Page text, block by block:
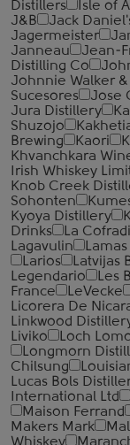
Distillers
Isle of
J&B
Jack
Jagermeister
Janneau
Jean-
Distilling Co
Johnnie Walker &
Sucesores
Jose
Jura Distillery
Shuzojo
Brewing
Kaori
Khvanchkara
Irish Whiskey
Knob Creek
Sohonten
Kyoya Distillery
Drinks
La
Lagavulin
Larios
Latvijas
Legendario
Les
France
LeVecke
Licorera De
Linkwood
Liviko
Loch
Longmorn
Chilsung
Lucas Bols
International Ltd
Maison Ferrand
Makers Mark